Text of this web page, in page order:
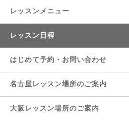
レッスンメニュー
レッスン日程
はじめて予約・お問い合わせ
名古屋レッスン場所のご案内
大阪レッスン場所のご案内